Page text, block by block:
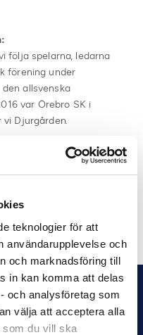
teknologier för att
användarupplevelse och
och marknadsföring till
in kan komma att delas
och analysföretag som
välja att acceptera alla
du vill ska
följa spelarna, ledarna
förening under
allsvenska
var Örebro SK i
Djurgården.
Svensk Elitfotboll i
Dela på Twitter